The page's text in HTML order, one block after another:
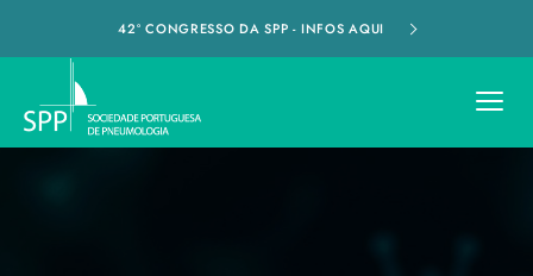
42º CONGRESSO DA SPP - INFOS AQUI